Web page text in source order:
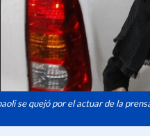
se quejó por el actuar de la